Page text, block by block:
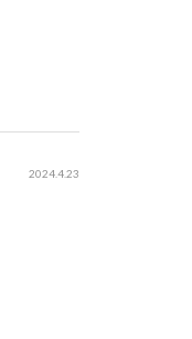
2024.4.23